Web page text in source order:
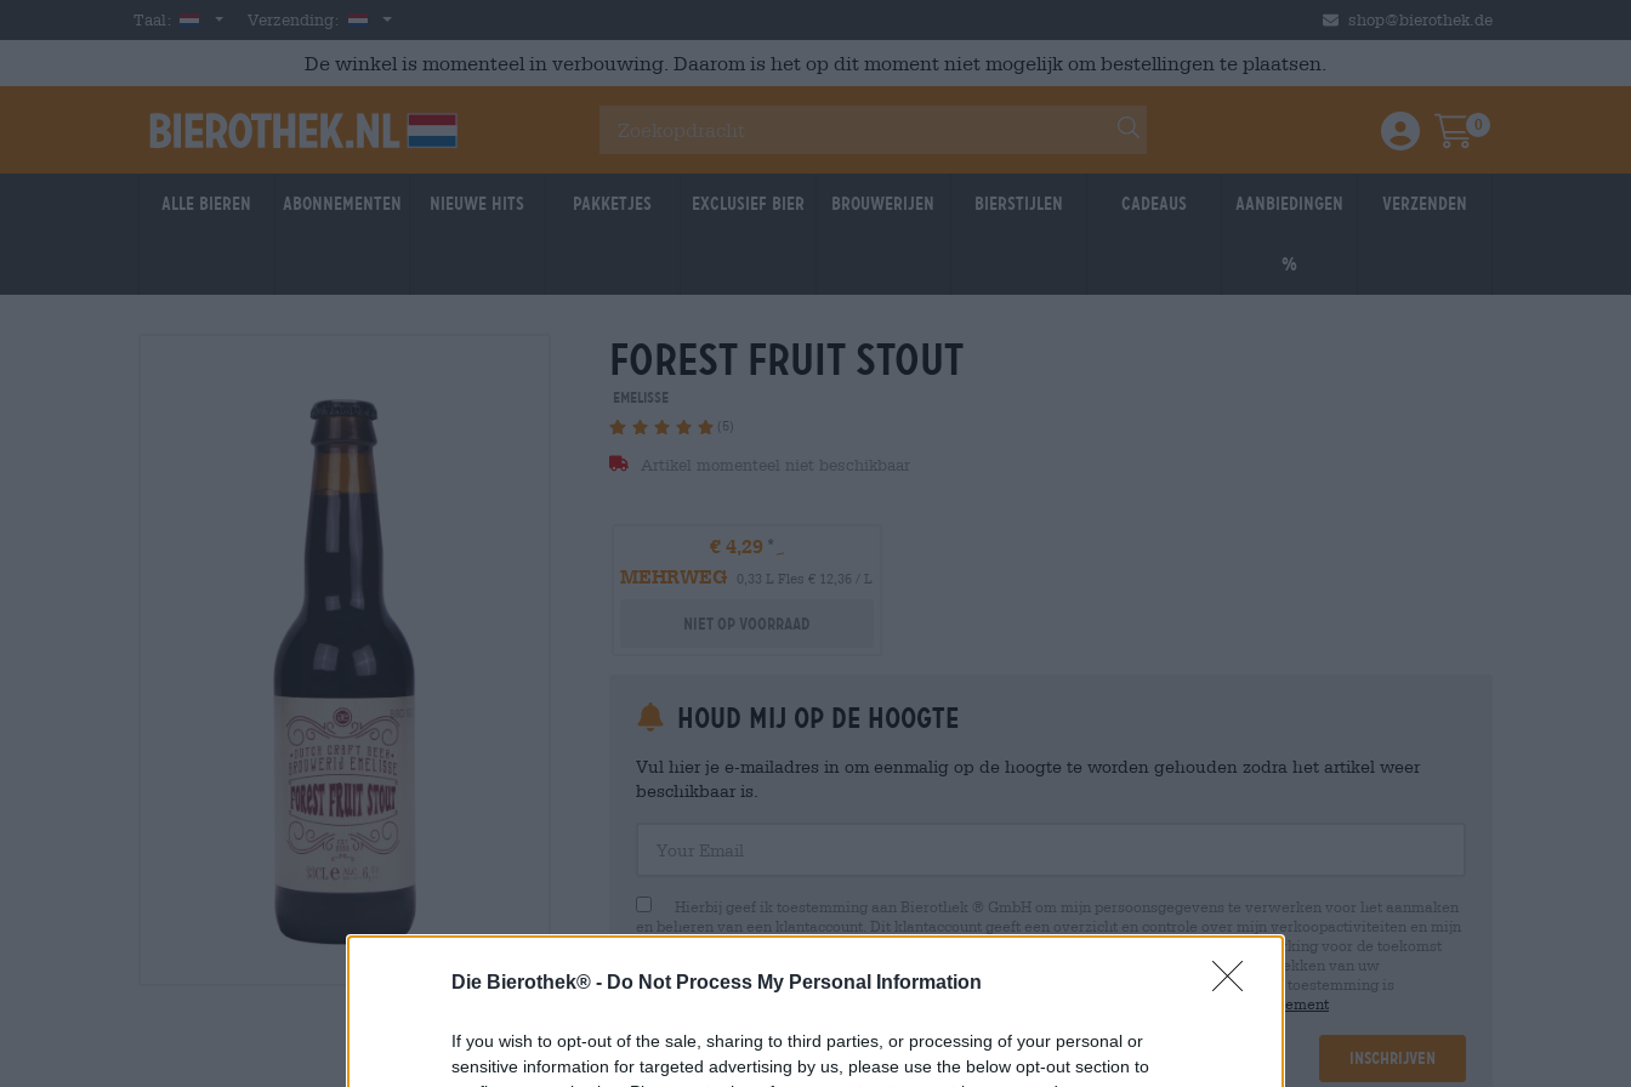
Die Bierothek® - Do Not Process My Personal Information
If you wish to opt-out of the sale, sharing to third parties, or processing of your personal or
sensitive information for targeted advertising by us, please use the below opt-out section to
Skip to main content
Taal: DutchVerzending: Nederland shop@bierothek.de
De winkel is momenteel in verbouwing. Daarom is het op dit moment niet mogelijk om bestellingen te plaatsen.
Einloggen / Anmelden
Warenkorb
0
Alle bieren Abonnementen Nieuwe hits Pakketjes Exclusief Bier Brouwerijen Bierstijlen Cadeaus Aanbiedingen
%
Verzenden
forest fruit stout
emelisse
(5)
Artikel momenteel niet beschikbaar
€ 4,29
MEHRWEG
0,33 L Fles € 12,36 / L
Niet op voorraad
Houd mij op de hoogte
Vul hier je e-mailadres in om eenmalig op de hoogte te worden gehouden zodra het artikel weer
beschikbaar is.
Hierbij geef ik toestemming aan Bierothek ® GmbH om mijn persoonsgegevens te verwerken voor het aanmaken
en beheren van een klantaccount. Dit klantaccount geeft een overzicht en controle over mijn verkoopactiviteiten en mijn
persoonlijke gegevens. Ik ben me ervan bewust dat ik deze toestemming te allen tijde met werking voor de toekomst
kan intrekken door een e-mail te sturen naar shop@bierothek.de. Wij informeren u dat het intrekken van uw
toestemming geen invloed heeft op de rechtmatigheid van de verwerking die op basis van uw toestemming is
data protection statement
Inschrijven